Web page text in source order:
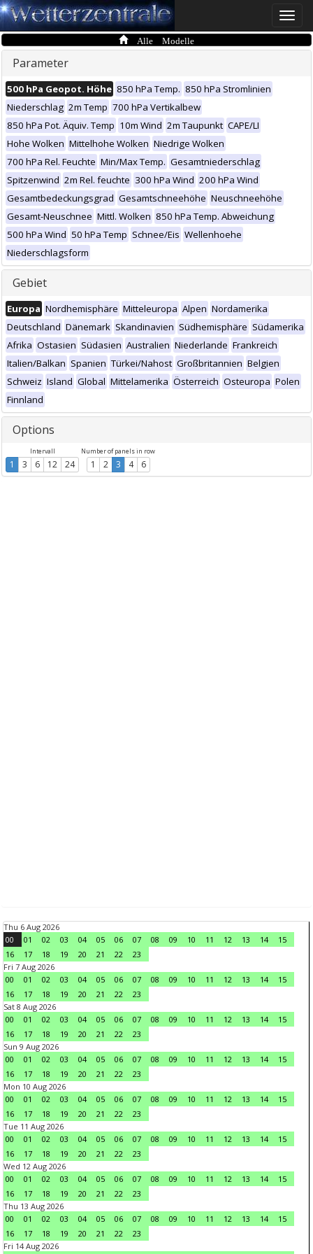
Toggle
Alle Modelle
Parameter
500 hPa Geopot. Höhe 850 hPa Temp. 850 hPa Stromlinien
Niederschlag 2m Temp 700 hPa Vertikalbew
850 hPa Pot. Äquiv. Temp 10m Wind 2m Taupunkt CAPE/LI
Hohe Wolken Mittelhohe Wolken Niedrige Wolken
700 hPa Rel. Feuchte Min/Max Temp. Gesamtniederschlag
Spitzenwind 2m Rel. feuchte 300 hPa Wind 200 hPa Wind
Gesamtbedeckungsgrad Gesamtschneehöhe Neuschneehöhe
Gesamt-Neuschnee Mittl. Wolken 850 hPa Temp. Abweichung
500 hPa Wind 50 hPa Temp Schnee/Eis Wellenhoehe
Niederschlagsform
Gebiet
Europa Nordhemisphäre Mitteleuropa Alpen Nordamerika
Deutschland Dänemark Skandinavien Südhemisphäre Südamerika
Afrika Ostasien Südasien Australien Niederlande Frankreich
Italien/Balkan Spanien Türkei/Nahost Großbritannien Belgien
Schweiz Island Global Mittelamerika Österreich Osteuropa Polen
Finnland
Options
Intervall
1 3 6 12 24
Number of panels in row
1 2 3 4 6
Thu 6 Aug 2026
00
01 02 03 04 05 06 07 08 09 10 11 12 13 14
15
16
17 18 19 20 21 22
23
Fri 7 Aug 2026
00
01 02 03 04 05 06 07 08 09 10 11 12 13 14
15
16
17 18 19 20 21 22
23
Sat 8 Aug 2026
00
01 02 03 04 05 06 07 08 09 10 11 12 13 14
15
16
17 18 19 20 21 22
23
Sun 9 Aug 2026
00
01 02 03 04 05 06 07 08 09 10 11 12 13 14
15
16
17 18 19 20 21 22
23
Mon 10 Aug 2026
00
01 02 03 04 05 06 07 08 09 10 11 12 13 14
15
16
17 18 19 20 21 22
23
Tue 11 Aug 2026
00
01 02 03 04 05 06 07 08 09 10 11 12 13 14
15
16
17 18 19 20 21 22
23
Wed 12 Aug 2026
00
01 02 03 04 05 06 07 08 09 10 11 12 13 14
15
16
17 18 19 20 21 22
23
Thu 13 Aug 2026
00
01 02 03 04 05 06 07 08 09 10 11 12 13 14
15
16
17 18 19 20 21 22
23
Fri 14 Aug 2026